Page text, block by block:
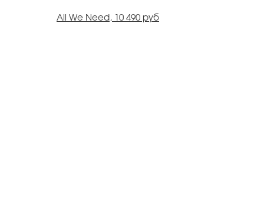
All We Need, 10 490 руб